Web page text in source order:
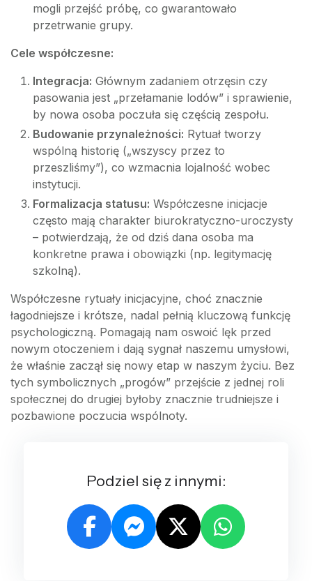
mogli przejść próbę, co gwarantowało
przetrwanie grupy.
Cele współczesne:
Integracja: Głównym zadaniem otrzęsin czy
pasowania jest „przełamanie lodów” i sprawienie,
by nowa osoba poczuła się częścią zespołu.
Budowanie przynależności: Rytuał tworzy
wspólną historię („wszyscy przez to
przeszliśmy”), co wzmacnia lojalność wobec
instytucji.
Formalizacja statusu: Współczesne inicjacje
często mają charakter biurokratyczno-uroczysty
– potwierdzają, że od dziś dana osoba ma
konkretne prawa i obowiązki (np. legitymację
szkolną).
Współczesne rytuały inicjacyjne, choć znacznie
łagodniejsze i krótsze, nadal pełnią kluczową funkcję
psychologiczną. Pomagają nam oswoić lęk przed
nowym otoczeniem i dają sygnał naszemu umysłowi,
że właśnie zaczął się nowy etap w naszym życiu. Bez
tych symbolicznych „progów” przejście z jednej roli
społecznej do drugiej byłoby znacznie trudniejsze i
pozbawione poczucia wspólnoty.
Podziel się z innymi: